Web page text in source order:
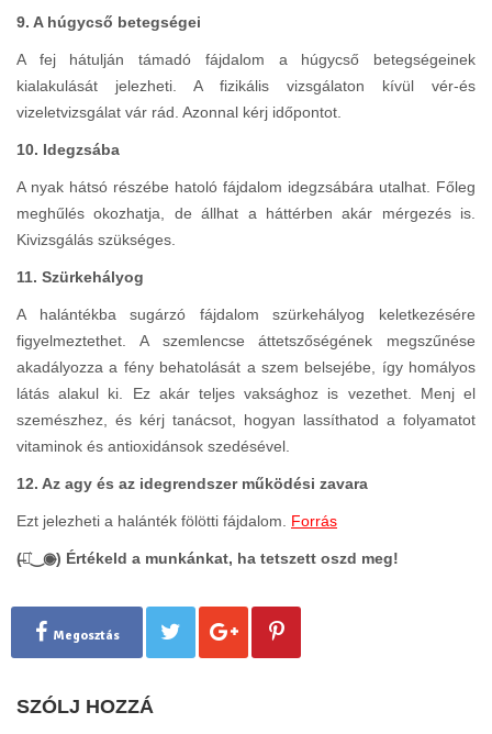
9. A húgycső betegségei
A fej hátulján támadó fájdalom a húgycső betegségeinek
kialakulását jelezheti. A fizikális vizsgálaton kívül vér-és
vizeletvizsgálat vár rád. Azonnal kérj időpontot.
10. Idegzsába
A nyak hátsó részébe hatoló fájdalom idegzsábára utalhat. Főleg
meghűlés okozhatja, de állhat a háttérben akár mérgezés is.
Kivizsgálás szükséges.
11. Szürkehályog
A halántékba sugárzó fájdalom szürkehályog keletkezésére
figyelmeztethet. A szemlencse áttetszőségének megszűnése
akadályozza a fény behatolását a szem belsejébe, így homályos
látás alakul ki. Ez akár teljes vaksághoz is vezethet. Menj el
szemészhez, és kérj tanácsot, hogyan lassíthatod a folyamatot
vitaminok és antioxidánsok szedésével.
12. Az agy és az idegrendszer működési zavara
Ezt jelezheti a halánték fölötti fájdalom. Forrás
(̶◉͛‿◉̶) Értékeld a munkánkat, ha tetszett oszd meg!
Megosztás
SZÓLJ HOZZÁ